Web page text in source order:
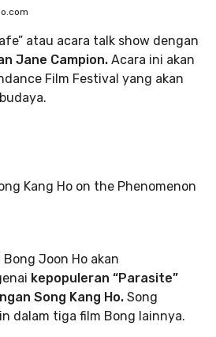
atau acara talk show dengan
Jane Campion. Acara ini akan
Film Festival yang akan
Bong Joon Ho akan
kepopuleran “Parasite”
Song Kang Ho. Song
dalam tiga film Bong lainnya.